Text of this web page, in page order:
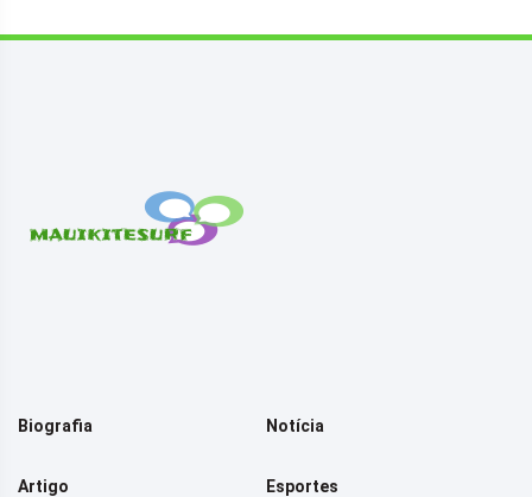
Biografia Notícia
Artigo Esportes